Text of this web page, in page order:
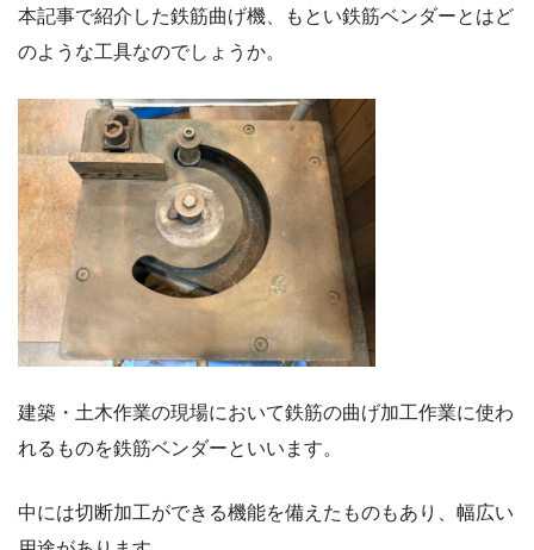
本記事で紹介した鉄筋曲げ機、もとい鉄筋ベンダーとはど
のような工具なのでしょうか。
建築・土木作業の現場において鉄筋の曲げ加工作業に使わ
れるものを鉄筋ベンダーといいます。
中には切断加工ができる機能を備えたものもあり、幅広い